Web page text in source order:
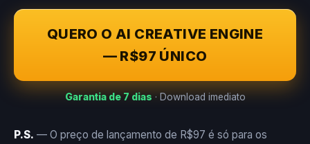
QUERO O AI CREATIVE ENGINE
— R$97 ÚNICO
Garantia de 7 dias · Download imediato
P.S. — O preço de lançamento de R$97 é só para os